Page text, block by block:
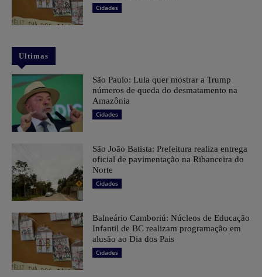
Cidades
Ultimas
São Paulo: Lula quer mostrar a Trump
números de queda do desmatamento na
Amazônia
Cidades
São João Batista: Prefeitura realiza entrega
oficial de pavimentação na Ribanceira do
Norte
Cidades
Balneário Camboriú: Núcleos de Educação
Infantil de BC realizam programação em
alusão ao Dia dos Pais
Cidades